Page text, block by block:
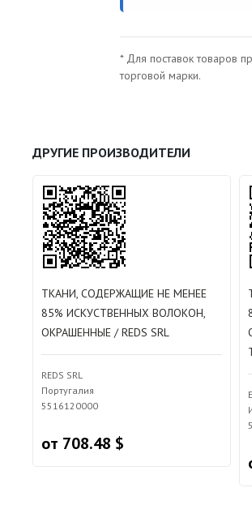
* Для поставок товаров
торговой марки.
ДРУГИЕ ПРОИЗВОДИТЕЛИ
ТКАНИ, СОДЕРЖАЩИЕ НЕ МЕНЕЕ
85% ИСКУСТВЕННЫХ ВОЛОКОН,
ОКРАШЕННЫЕ / REDS SRL
REDS SRL
Португалия
5516120000
от 708.48 $